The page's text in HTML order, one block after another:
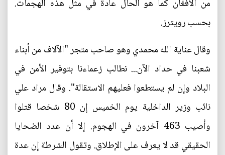
من الأفغان كما هو الحال عادة في مثل هذه الهجمات.
بحسب رويترز.
وقال عناية الله محمدي وهو صاحب متجر "الآلاف من أبناء
شعبنا في حداد الآن... نطالب زعماءنا بتوفير الأمن في
البلاد وإن لم يستطعوا فعليهم الاستقالة". وقال مراد علي
نائب وزير الداخلية يوم الخميس إن 80 شخصا قتلوا
وأصيب 463 آخرون في الهجوم. إلا أن عدد الضحايا
الحقيقي قد لا يعرف على الإطلاق. وتقول الشرطة إن عدة